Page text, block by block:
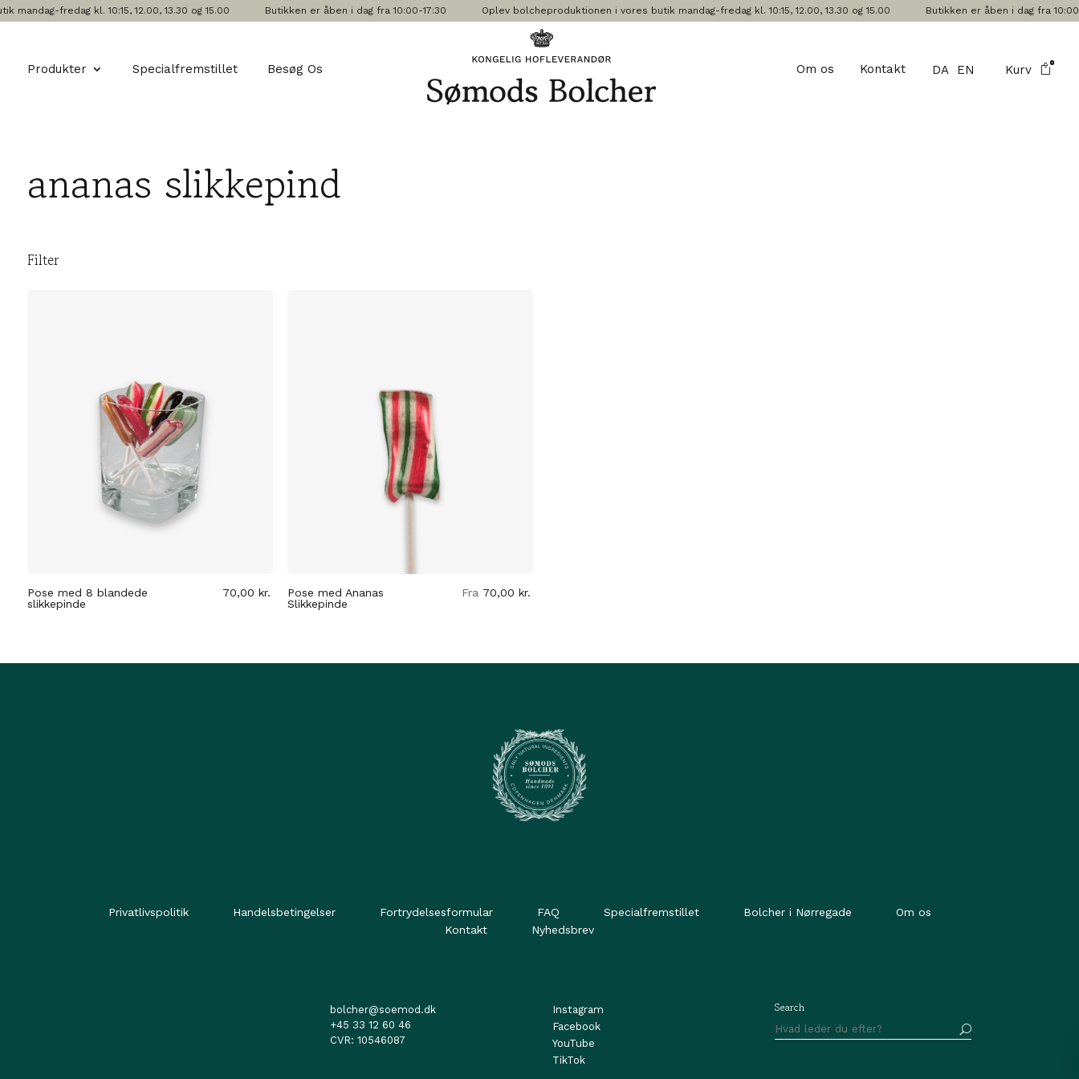
fredag kl. 10:15, 12.00, 13.30 og 15.00 Butikken er åben i dag fra 10:00-17:30 Oplev bolcheproduktionen i vores butik mandag-fredag kl. 10:15, 12.00, 13.30 og 15.00 Butikken er åben i dag fra 10:00-
Produkter Specialfremstillet Besøg Os Kontakt
Om os DA EN Kurv 0
ananas slikkepind
Filter
Pose med 8 blandede
slikkepinde
70,00 kr.
Pose med Ananas
Slikkepinde
Fra 70,00kr.
Privatlivspolitik Handelsbetingelser Fortrydelsesformular FAQ Specialfremstillet Bolcher i Nørregade
Om os
Kontakt
Nyhedsbrev
bolcher@soemod.dk
+45 33 12 60 46
CVR: 10546087
Instagram
Facebook
YouTube
TikTok
Search
Søg
efter: